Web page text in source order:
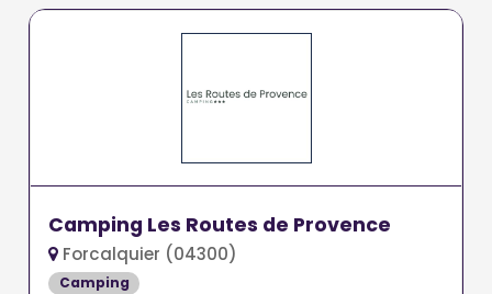
Camping Les Routes de Provence
Forcalquier (04300)
Camping